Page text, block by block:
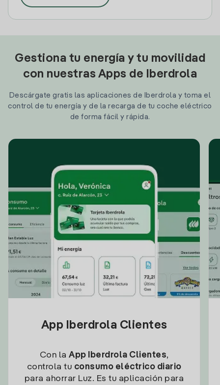
Gestiona tu energía y tu movilidad
con nuestras Apps de Iberdrola
Descárgate gratis las aplicaciones de Iberdrola y toma el
control de tu energía y de la recarga de tu coche eléctrico
de forma fácil y rápida.
App Iberdrola Clientes
Con la App Iberdrola Clientes,
controla tu consumo eléctrico diario
para ahorrar Luz. Es tu aplicación para